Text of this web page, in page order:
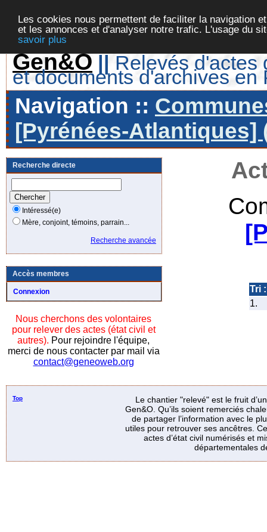
Les cookies nous permettent de faciliter la navigation
et les annonces et d'analyser notre trafic. L'usage du
savoir plus
Gen&O || Relevés d'actes
et documents d'archives en
Navigation ::
[Pyrénées-Atlantiques]
Recherche directe
Intéressé(e)
Mère, conjoint, témoins, parrain...
Recherche avancée
Accès membres
Connexion
Nous cherchons des volontaires
pour relever des actes (état civil et
autres). Pour rejoindre l'équipe,
merci de nous contacter par mail via
contact@geneoweb.org
Tri :
1.
Top
Le chantier "relevé" est le fruit
Gen&O. Qu’ils soient remerciés
de partager l’information avec le
utiles pour retrouver ses ancêtres.
actes d’état civil numérisés et
départementales